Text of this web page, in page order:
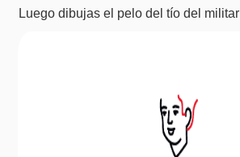
Luego dibujas el pelo del tío del militar